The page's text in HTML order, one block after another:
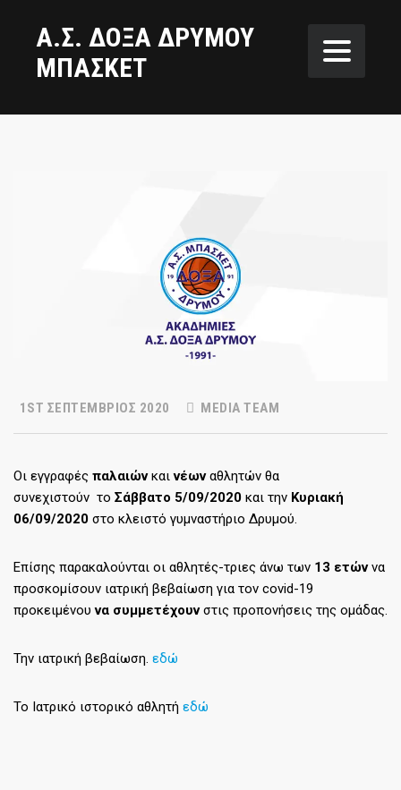
Α.Σ. ΔΟΞΑ ΔΡΥΜΟΥ
ΜΠΑΣΚΕΤ
1ST ΣΕΠΤΈΜΒΡΙΟΣ 2020 MEDIA TEAM
Οι εγγραφές παλαιώνκαινέωναθλητών θα
συνεχιστούν το Σάββατο 5/09/2020 και την Κυριακή
06/09/2020 στο κλειστό γυμναστήριο Δρυμού.
Επίσης παρακαλούνται οι αθλητές-τριες άνω των 13 ετώννα
προσκομίσουν ιατρική βεβαίωση για τον covid-19
προκειμένουνα συμμετέχουνστις προπονήσεις της ομάδας.
Την ιατρική βεβαίωση. εδώ
Το Ιατρικό ιστορικό αθλητή εδώ